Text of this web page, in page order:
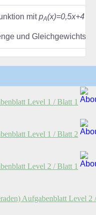
mitpA(x)=0,5x+4
und
Level 1 / Blatt 1
Level 1 / Blatt 2
Level 2 / Blatt 1
Aufgabenblatt Level 2